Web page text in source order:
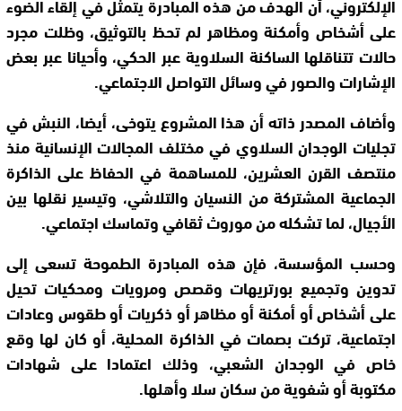
على أشخاص وأمكنة ومظاهر لم تحظ بالتوثيق، وظلت مجرد
حالات تتناقلها الساكنة السلاوية عبر الحكي، وأحيانا عبر بعض
الإشارات والصور في وسائل التواصل الاجتماعي.
وأضاف المصدر ذاته أن هذا المشروع يتوخى، أيضا، النبش في
تجليات الوجدان السلاوي في مختلف المجالات الإنسانية منذ
منتصف القرن العشرين، للمساهمة في الحفاظ على الذاكرة
الجماعية المشتركة من النسيان والتلاشي، وتيسير نقلها بين
الأجيال، لما تشكله من موروث ثقافي وتماسك اجتماعي.
وحسب المؤسسة، فإن هذه المبادرة الطموحة تسعى إلى
تدوين وتجميع بورتريهات وقصص ومرويات ومحكيات تحيل
على أشخاص أو أمكنة أو مظاهر أو ذكريات أو طقوس وعادات
اجتماعية، تركت بصمات في الذاكرة المحلية، أو كان لها وقع
خاص في الوجدان الشعبي، وذلك اعتمادا على شهادات
مكتوبة أو شفوية من سكان سلا وأهلها.